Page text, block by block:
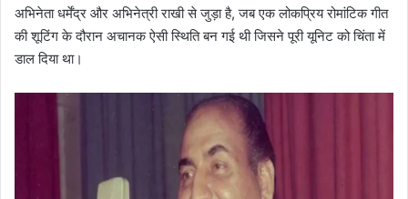
अभिनेता धर्मेंद्र और अभिनेत्री राखी से जुड़ा है, जब एक लोकप्रिय रोमांटिक गीत
की शूटिंग के दौरान अचानक ऐसी स्थिति बन गई थी जिसने पूरी यूनिट को चिंता में
डाल दिया था।